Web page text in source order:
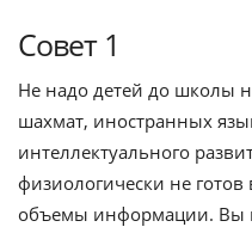
Совет 1
Не надо детей до школы
шахмат, иностранных
интеллектуального
физиологически не
объемы информации. Вы